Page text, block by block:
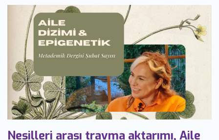
Nesilleri arası travma aktarımı, Aile